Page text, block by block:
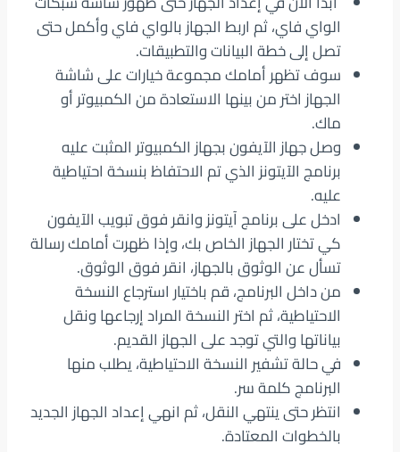
الواي فاي، ثم اربط الجهاز بالواي فاي وأكمل حتى
تصل إلى خطة البيانات والتطبيقات.
سوف تظهر أمامك مجموعة خيارات على شاشة
الجهاز اختر من بينها الاستعادة من الكمبيوتر أو
ماك.
وصل جهاز الآيفون بجهاز الكمبيوتر المثبت عليه
برنامج الآيتونز الذي تم الاحتفاظ بنسخة احتياطية
عليه.
ادخل على برنامج آيتونز وانقر فوق تبويب الآيفون
كي تختار الجهاز الخاص بك، وإذا ظهرت أمامك رسالة
تسأل عن الوثوق بالجهاز، انقر فوق الوثوق.
من داخل البرنامج، قم باختيار استرجاع النسخة
الاحتياطية، ثم اختر النسخة المراد إرجاعها ونقل
بياناتها والتي توجد على الجهاز القديم.
في حالة تشفير النسخة الاحتياطية، يطلب منها
البرنامج كلمة سر.
انتظر حتى ينتهي النقل، ثم انهي إعداد الجهاز الجديد
بالخطوات المعتادة.